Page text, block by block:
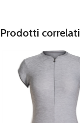
Prodotti correlati